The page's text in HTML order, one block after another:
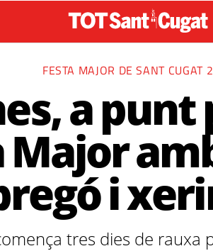
FESTA MAJOR DE SANT CUGAT
a
Major
i
tres dies de rauxa